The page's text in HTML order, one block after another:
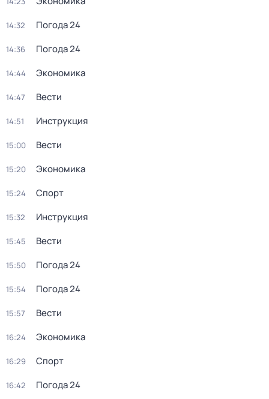
14:32 Погода 24
14:36 Погода 24
14:44 Экономика
14:47 Вести
14:51 Инструкция
15:00 Вести
15:20 Экономика
15:24 Спорт
15:32 Инструкция
15:45 Вести
15:50 Погода 24
15:54 Погода 24
15:57 Вести
16:24 Экономика
16:29 Спорт
16:42 Погода 24